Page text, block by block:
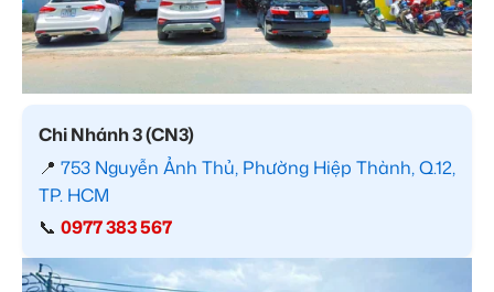
Chi Nhánh 3 (CN3)
📍 753 Nguyễn Ảnh Thủ, Phường Hiệp Thành, Q.12,
TP. HCM
📞 0977 383 567